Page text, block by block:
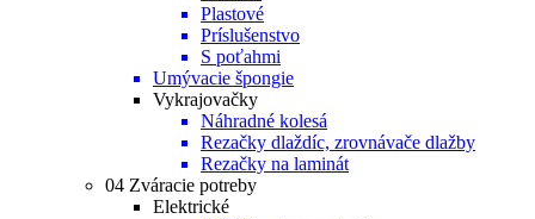
Plastové
Príslušenstvo
S poťahmi
Umývacie špongie
Vykrajovačky
Náhradné kolesá
Rezačky dlaždíc, zrovnávače dlažby
Rezačky na laminát
04 Zváracie potreby
Elektrické